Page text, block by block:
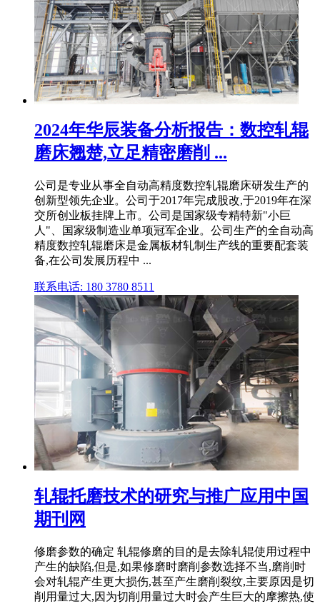
2024年华辰装备分析报告：数控轧辊
磨床翘楚,立足精密磨削 ...
公司是专业从事全自动高精度数控轧辊磨床研发生产的
创新型领先企业。公司于2017年完成股改,于2019年在深
交所创业板挂牌上市。公司是国家级专精特新"小巨
人"、国家级制造业单项冠军企业。公司生产的全自动高
精度数控轧辊磨床是金属板材轧制生产线的重要配套装
备,在公司发展历程中 ...
联系电话: 180 3780 8511
轧辊托磨技术的研究与推广应用中国
期刊网
修磨参数的确定 轧辊修磨的目的是去除轧辊使用过程中
产生的缺陷,但是,如果修磨时磨削参数选择不当,磨削时
会对轧辊产生更大损伤,甚至产生磨削裂纹,主要原因是切
削用量过大,因为切削用量过大时会产生巨大的摩擦热,使